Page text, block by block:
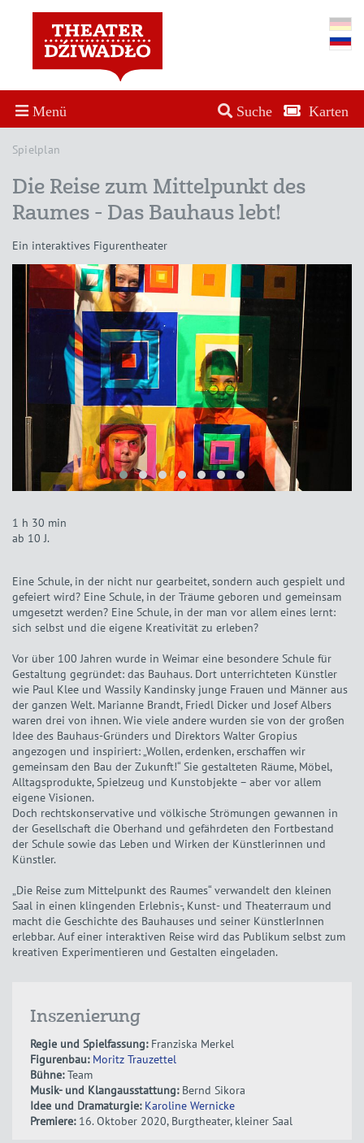
Menü Suche Karten
Spielplan
Die Reise zum Mittelpunkt des
Raumes - Das Bauhaus lebt!
Ein interaktives Figurentheater
1 h 30 min
ab 10 J.
Eine Schule, in der nicht nur gearbeitet, sondern auch gespielt und
gefeiert wird? Eine Schule, in der Träume geboren und gemeinsam
umgesetzt werden? Eine Schule, in der man vor allem eines lernt:
sich selbst und die eigene Kreativität zu erleben?
Vor über 100 Jahren wurde in Weimar eine besondere Schule für
Gestaltung gegründet: das Bauhaus. Dort unterrichteten Künstler
wie Paul Klee und Wassily Kandinsky junge Frauen und Männer aus
der ganzen Welt. Marianne Brandt, Friedl Dicker und Josef Albers
waren drei von ihnen. Wie viele andere wurden sie von der großen
Idee des Bauhaus-Gründers und Direktors Walter Gropius
angezogen und inspiriert: „Wollen, erdenken, erschaffen wir
gemeinsam den Bau der Zukunft!“ Sie gestalteten Räume, Möbel,
Alltagsprodukte, Spielzeug und Kunstobjekte – aber vor allem
eigene Visionen.
Doch rechtskonservative und völkische Strömungen gewannen in
der Gesellschaft die Oberhand und gefährdeten den Fortbestand
der Schule sowie das Leben und Wirken der Künstlerinnen und
Künstler.
„Die Reise zum Mittelpunkt des Raumes“ verwandelt den kleinen
Saal in einen klingenden Erlebnis-, Kunst- und Theaterraum und
macht die Geschichte des Bauhauses und seiner KünstlerInnen
erlebbar. Auf einer interaktiven Reise wird das Publikum selbst zum
kreativen Experimentieren und Gestalten eingeladen.
Inszenierung
Regie und Spielfassung:Franziska Merkel
Figurenbau: Moritz Trauzettel
Bühne:Team
Musik- und Klangausstattung:Bernd Sikora
Idee und Dramaturgie: Karoline Wernicke
Premiere:16. Oktober 2020, Burgtheater, kleiner Saal